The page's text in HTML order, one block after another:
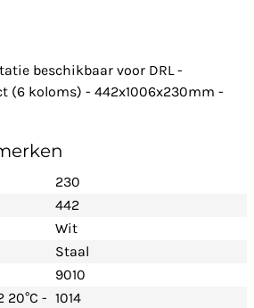
beschikbaar voor DRL -
(6 koloms) - 442x1006x230mm -
230
442
Wit
Staal
9010
20°C - 1014